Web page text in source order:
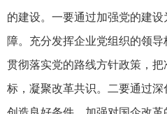
的建设。一要通过加强党的建
障。充分发挥企业党组织的领
贯彻落实党的路线方针政策，把
标，凝聚改革共识。二要通过